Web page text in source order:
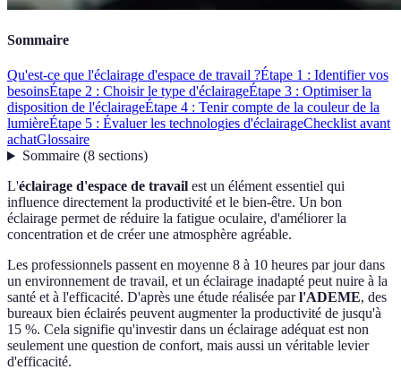
Sommaire
Qu'est-ce que l'éclairage d'espace de travail ?Étape 1 : Identifier vos
besoinsÉtape 2 : Choisir le type d'éclairageÉtape 3 : Optimiser la
disposition de l'éclairageÉtape 4 : Tenir compte de la couleur de la
lumièreÉtape 5 : Évaluer les technologies d'éclairageChecklist avant
achatGlossaire
Sommaire(8 sections)
L'éclairage d'espace de travail est un élément essentiel qui
influence directement la productivité et le bien-être. Un bon
éclairage permet de réduire la fatigue oculaire, d'améliorer la
concentration et de créer une atmosphère agréable.
Les professionnels passent en moyenne 8 à 10 heures par jour dans
un environnement de travail, et un éclairage inadapté peut nuire à la
santé et à l'efficacité. D'après une étude réalisée parl'ADEME, des
bureaux bien éclairés peuvent augmenter la productivité de jusqu'à
15 %. Cela signifie qu'investir dans un éclairage adéquat est non
seulement une question de confort, mais aussi un véritable levier
d'efficacité.